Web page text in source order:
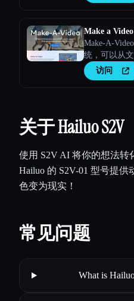
Make a Video
Make-A-
统，可以从
访问
关于 Hailuo S2V
使用 S2V AI 将你的想法转
Hailuo 的 S2V-01 型号提
色变为现实！
常见问题
What is